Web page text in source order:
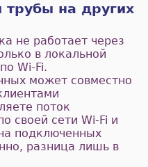
трубы на других
не работает через
в локальной
Wi-Fi.
может совместно
поток
своей сети Wi-Fi и
подключенных
разница лишь в